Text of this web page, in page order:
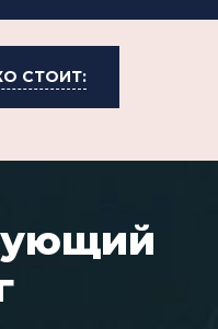
СТОИТ: